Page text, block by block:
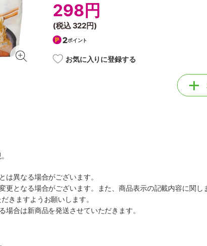
298円
(税込 322円)
2ポイント
お気に入りに登録する
は異なる場合がございます。
更となる場合がございます。また、商品表示の記載内容に関
きますようお願いします。
場合は新商品を発送させていただきます。